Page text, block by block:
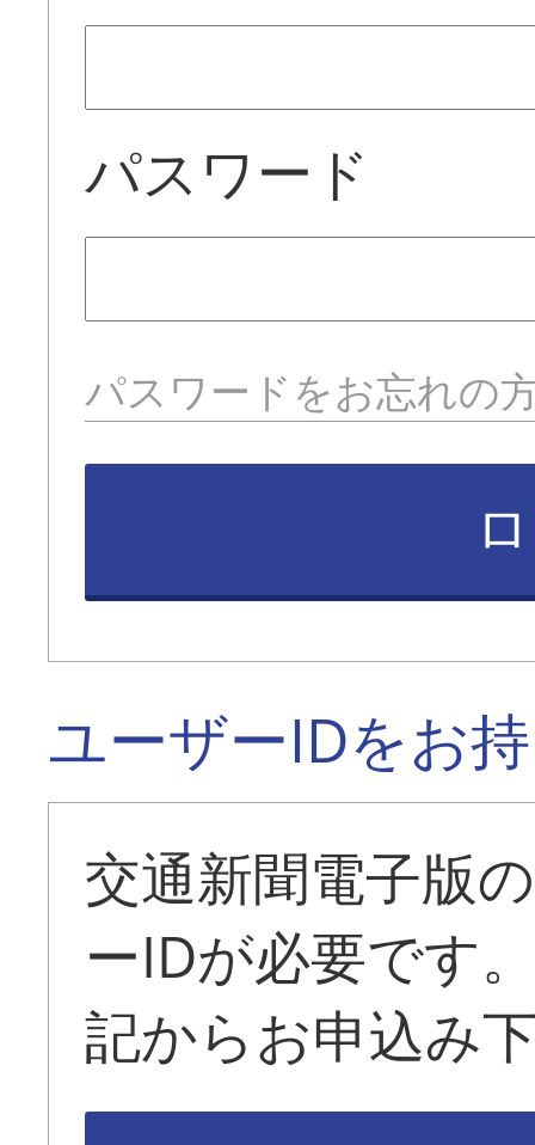
パスワード
パスワードをお忘れの
ユーザーIDをお
交通新聞電子版
ーIDが必要です
記からお申込み